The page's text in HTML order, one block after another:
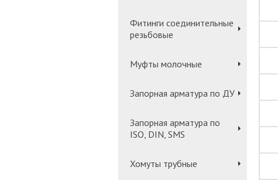
Фитинги соединительные
резьбовые
Муфты молочные
Запорная арматура по ДУ
Запорная арматура по
ISO, DIN, SMS
Хомуты трубные